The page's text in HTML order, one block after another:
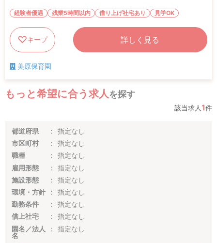
経験者優遇 残業5時間以内 借り上げ社宅あり 見学OK
キープ 詳しく見る
美原保育園
もっと希望に合う求人を探す
該当求人1件
都道府県
指定なし
市区町村
指定なし
職種
指定なし
雇用形態
指定なし
施設形態
指定なし
環境・方針
指定なし
勤務条件
指定なし
借上社宅
指定なし
園名／法人
名
指定なし